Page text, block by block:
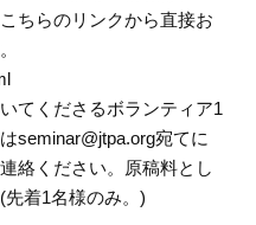
ちらのリンクから直接お
てくださるボランティア1
seminar@jtpa.org宛てに
絡ください。原稿料とし
着1名様のみ。)